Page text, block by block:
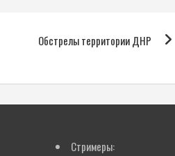
Обстрелы территории ДНР
Стримеры: